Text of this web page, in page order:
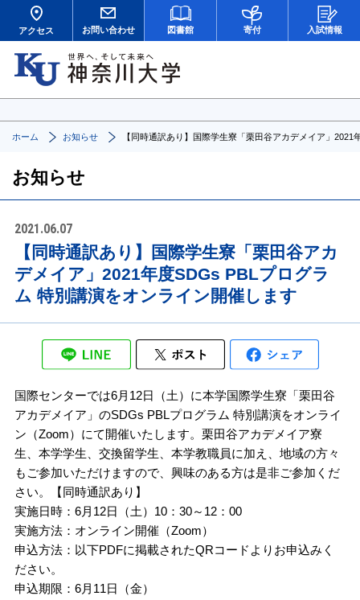
アクセス お問い合わせ 図書館 寄付 入試情報
ホーム お知らせ 【同時通訳あり】国際学生寮「栗田谷アカデメイア」
お知らせ
2021.06.07
【同時通訳あり】国際学生寮「栗田谷アカ
デメイア」2021年度SDGs PBLプログラ
ム 特別講演をオンライン開催します
国際センターでは6月12日（土）に本学国際学生寮「栗田谷
アカデメイア」のSDGs PBLプログラム 特別講演をオンライ
ン（Zoom）にて開催いたします。栗田谷アカデメイア寮
生、本学学生、交換留学生、本学教職員に加え、地域の方々
もご参加いただけますので、興味のある方は是非ご参加くだ
さい。【同時通訳あり】
実施日時：6月12日（土）10：30～12：00
実施方法：オンライン開催（Zoom）
申込方法：以下PDFに掲載されたQRコードよりお申込みく
ださい。
申込期限：6月11日（金）